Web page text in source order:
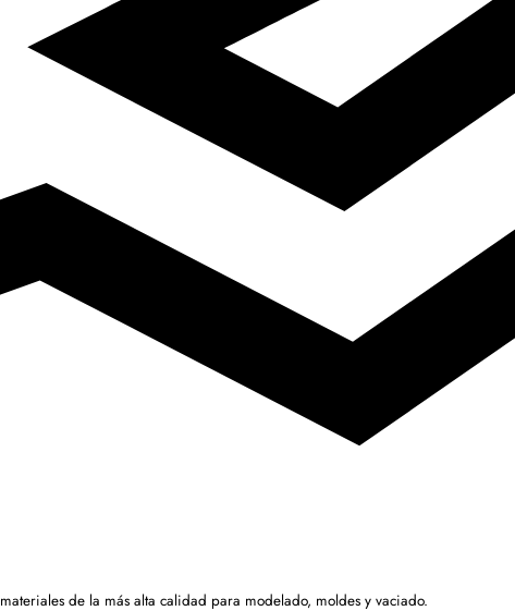
de la más alta calidad para modelado, moldes y vaciado.